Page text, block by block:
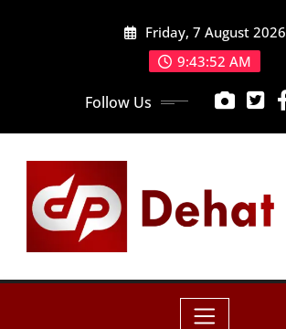
Friday, 7 August 2026
9:43:54 AM
Follow Us